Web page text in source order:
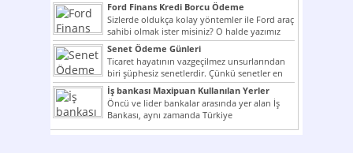
Ford Finans Kredi Borcu Ödeme
Sizlerde oldukça kolay yöntemler ile Ford araç
sahibi olmak ister misiniz? O halde yazımız
ilginizi...
Senet Ödeme Günleri
Ticaret hayatının vazgeçilmez unsurlarından
biri şüphesiz senetlerdir. Çünkü senetler en
çok kullanılan ödeme araçlarıdır. Taksitler...
İş bankası Maxipuan Kullanılan Yerler
Öncü ve lider bankalar arasında yer alan İş
Bankası, aynı zamanda Türkiye
Cumhuriyeti’nin ilk milli...